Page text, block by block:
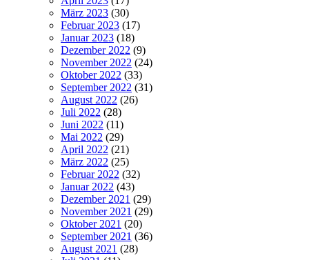
März 2023 (30)
Februar 2023 (17)
Januar 2023 (18)
Dezember 2022 (9)
November 2022 (24)
Oktober 2022 (33)
September 2022 (31)
August 2022 (26)
Juli 2022 (28)
Juni 2022 (11)
Mai 2022 (29)
April 2022 (21)
März 2022 (25)
Februar 2022 (32)
Januar 2022 (43)
Dezember 2021 (29)
November 2021 (29)
Oktober 2021 (20)
September 2021 (36)
August 2021 (28)